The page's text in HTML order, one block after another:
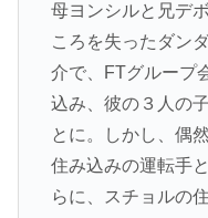
母ヨンシルと兄デ
ころを失ったダン
介で、FTグループ
込み、彼の３人の
とに。しかし、偶
住み込みの運転手
らに、スチョルの